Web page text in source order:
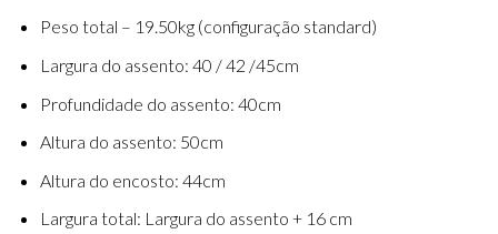
Peso total – 19.50kg (configuração standard)
Largura do assento: 40 / 42 /45cm
Profundidade do assento: 40cm
Altura do assento: 50cm
Altura do encosto: 44cm
Largura total: Largura do assento + 16 cm